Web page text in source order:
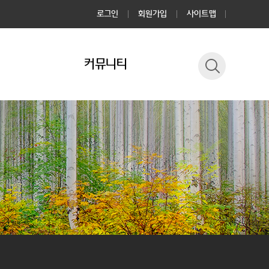
로그인 회원가입 사이트맵
커뮤니티